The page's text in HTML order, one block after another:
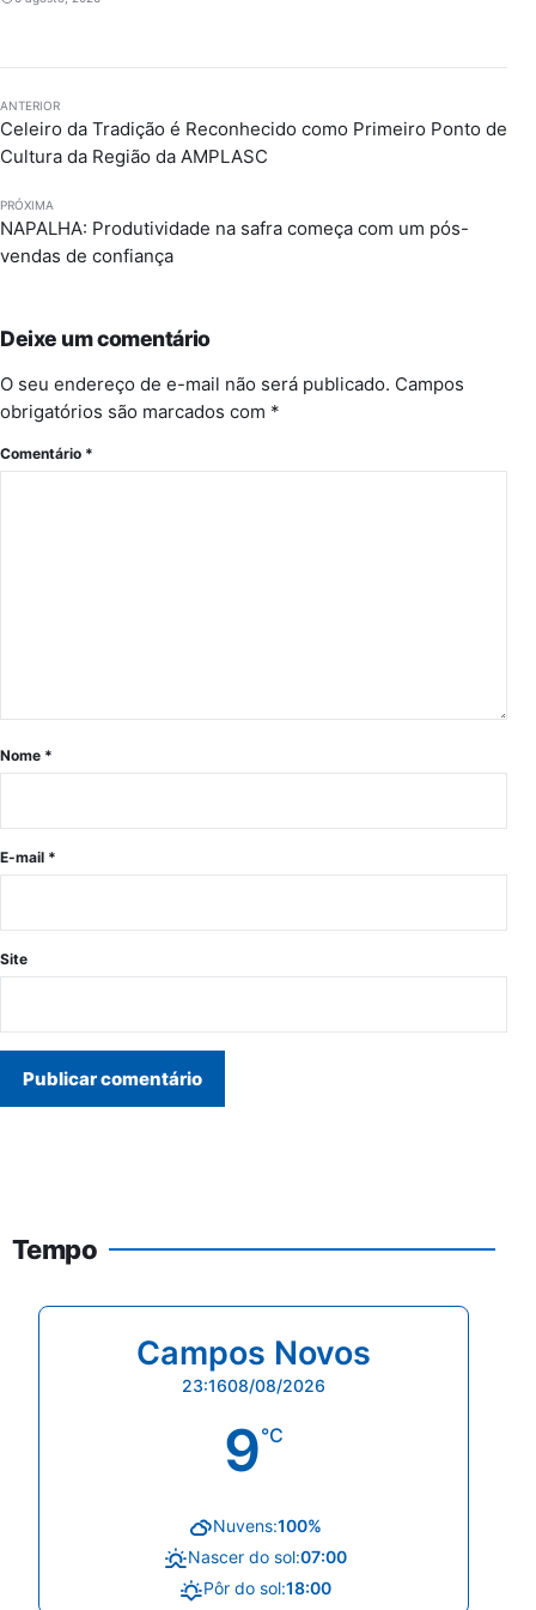
ANTERIOR
Celeiro da Tradição é Reconhecido como Primeiro Ponto de
Cultura da Região da AMPLASC
PRÓXIMA
NAPALHA: Produtividade na safra começa com um pós-
vendas de confiança
Deixe um comentário
O seu endereço de e-mail não será publicado. Campos
obrigatórios são marcados com *
Comentário *
Nome *
E-mail *
Site
Tempo
Campos Novos
23:1608/08/2026
9°C
Nuvens:100%
Nascer do sol:07:00
Pôr do sol:18:00